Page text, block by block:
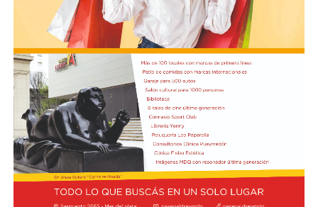
pronunciamiento contribuya a una revisión más
profunda de sus impactos ambientales antes de que las
obras continúen. Radio Encuentro de Viedma
contra los efectivos de las fuerzas federales de seguridad
apostados en el lugar, y que se rompieron baldosas y
bancos públicos para usarlos como proyectiles. También
se registraron daños en estructuras edilicias y en
vehículos policiales.
El Ministerio de Seguridad Nacional solicitó al juzgado
que ordene preservar los registros fílmicos de los
hechos, que se libre oficio al Gobierno porteño y al
Congreso para que informen la totalidad de los daños y
el perjuicio económico, y adelantó que se encuentra
evaluando aportar elementos de prueba adicionales